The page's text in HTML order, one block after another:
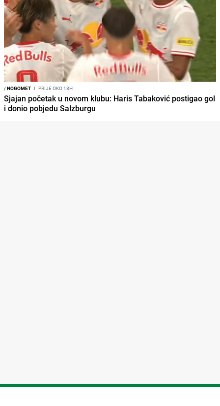
/NOGOMET I PRIJE OKO 18H
Sjajan početak u novom klubu: Haris Tabaković postigao gol
i donio pobjedu Salzburgu